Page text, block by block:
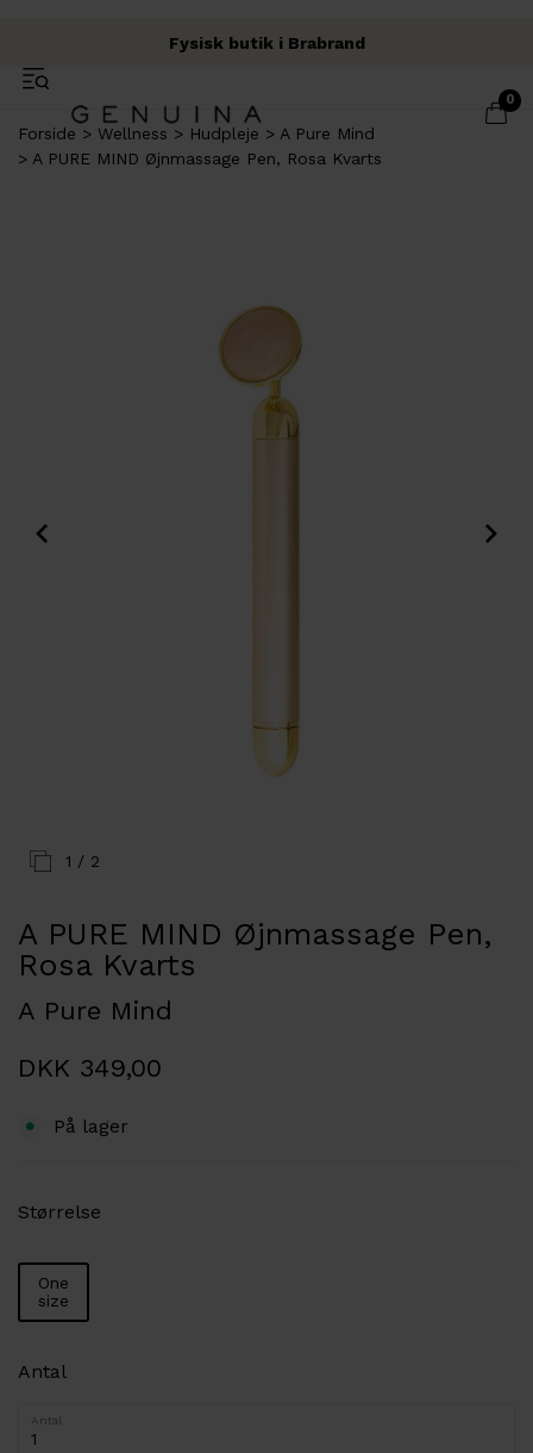
Fri fragt over 500 kr.
Fysisk butik i Brabrand
Garn & Håndværk
0
Forside Wellness Hudpleje
A Pure Mind
A PURE MIND Øjnmassage Pen, Rosa Kvarts
1 / 2
A PURE MIND Øjnmassage Pen,
Rosa Kvarts
A Pure Mind
DKK 349,00
På lager
Størrelse
One
size
Antal
Antal